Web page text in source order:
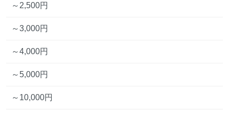
～2,500円
～3,000円
～4,000円
～5,000円
～10,000円